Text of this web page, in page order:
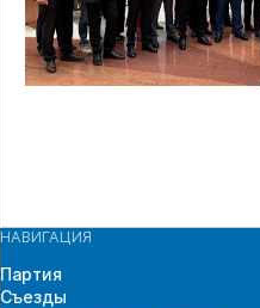
НАВИГАЦИЯ
Партия
Съезды